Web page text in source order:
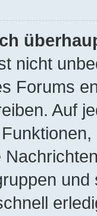
nicht
Forums
Auf